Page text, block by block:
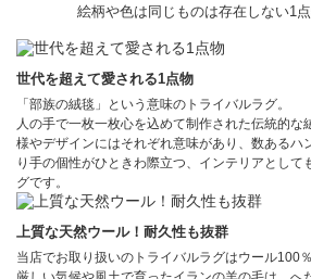
絵柄や色は同じものは存在しない1
世代を超えて愛される1点物
「部族の絨毯」という意味のトライバルラグ。
人の手で一枚一枚心を込めて制作された伝統的な
様やデザインにはそれぞれ意味があり、数あるハ
り手の個性がひときわ際立つ、インテリアとして
グです。
上質な天然ウール！耐久性も抜群
当店でお取り扱いのトライバルラグはウール100％